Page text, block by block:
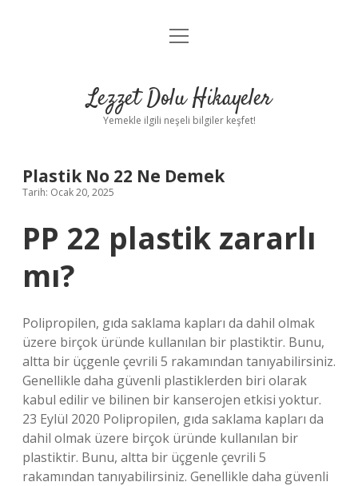
Anasayfa
Yasal Uyarı
menüyü
Lezzet Dolu Hikayeler
Yemekle ilgili neşeli bilgiler keşfet!
Plastik No 22 Ne Demek
Tarih: Ocak 20, 2025
PP 22 plastik zararlı
mı?
Polipropilen, gıda saklama kapları da dahil olmak
üzere birçok üründe kullanılan bir plastiktir. Bunu,
altta bir üçgenle çevrili 5 rakamından tanıyabilirsiniz.
Genellikle daha güvenli plastiklerden biri olarak
kabul edilir ve bilinen bir kanserojen etkisi yoktur.
23 Eylül 2020 Polipropilen, gıda saklama kapları da
dahil olmak üzere birçok üründe kullanılan bir
plastiktir. Bunu, altta bir üçgenle çevrili 5
rakamından tanıyabilirsiniz. Genellikle daha güvenli